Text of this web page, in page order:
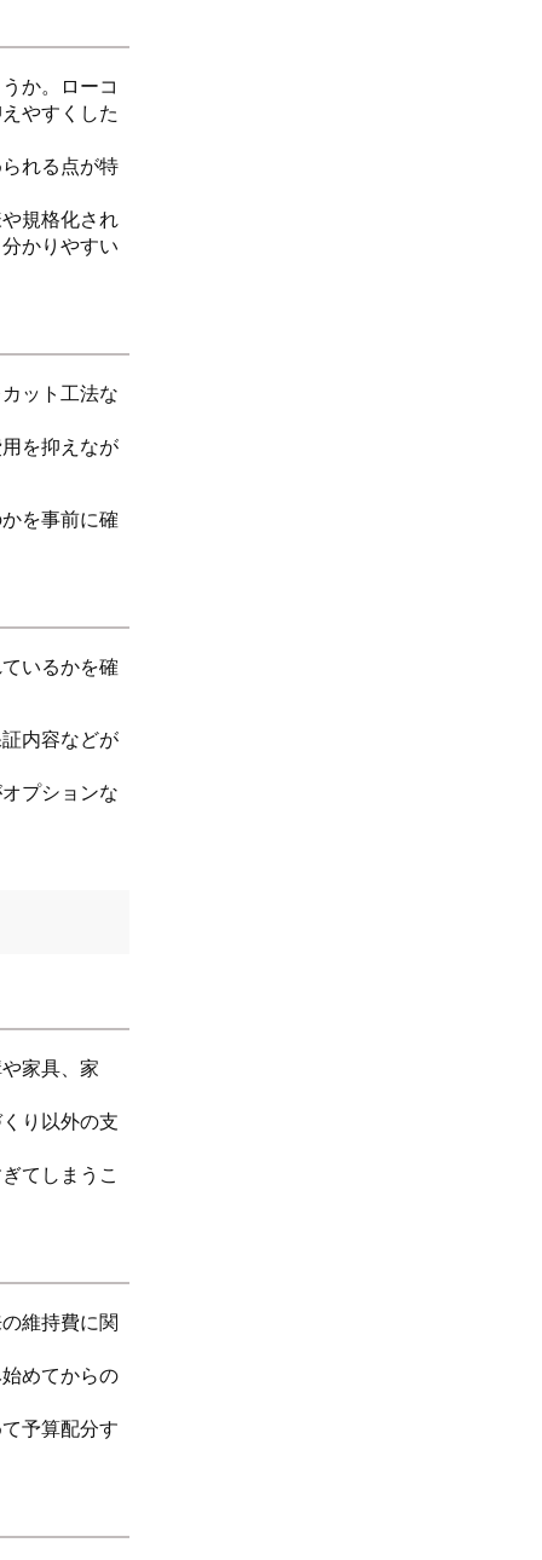
か。ローコ
やすくした
れる点が特
規格化され
かりやすい
ット工法な
を抑えなが
を事前に確
いるかを確
内容などが
プションな
家具、家
り以外の支
てしまうこ
維持費に関
めてからの
予算配分す